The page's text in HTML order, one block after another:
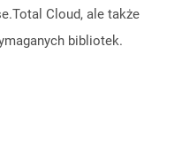
Cloud, ale także
bibliotek.